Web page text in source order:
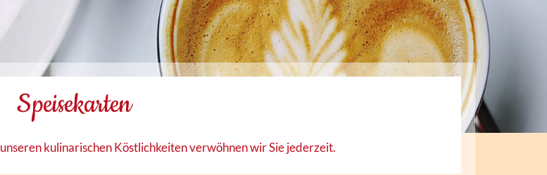
Speisekarten
kulinarischen Köstlichkeiten verwöhnen wir Sie jederzeit.